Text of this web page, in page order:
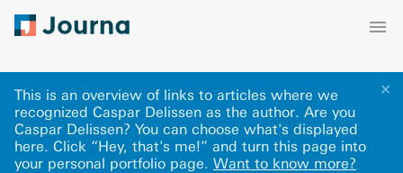
✕
This is an overview of links to articles where we
recognized Caspar Delissen as the author. Are you
Caspar Delissen? You can choose what's displayed
here. Click “Hey, that's me!” and turn this page into
your personal portfolio page. Want to know more?